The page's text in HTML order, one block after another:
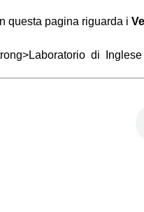
questa pagina riguarda i
di